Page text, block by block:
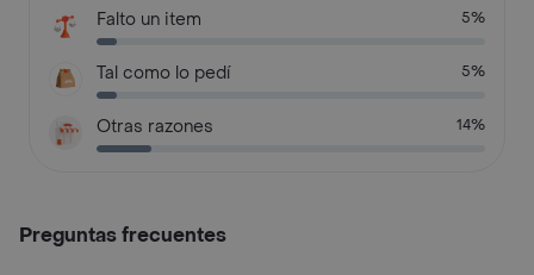
Falto un item 5%
Tal como lo pedí 5%
Otras razones 14%
Preguntas frecuentes